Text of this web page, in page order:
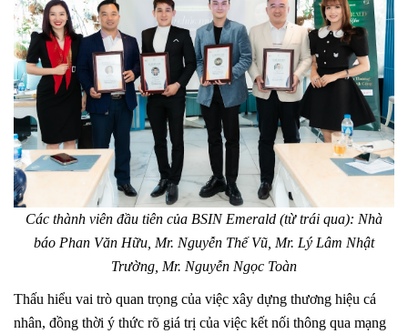
Các thành viên đầu tiên của BSIN Emerald (từ trái qua): Nhà
báo Phan Văn Hữu, Mr. Nguyễn Thế Vũ, Mr. Lý Lâm Nhật
Trường, Mr. Nguyễn Ngọc Toàn
Thấu hiểu vai trò quan trọng của việc xây dựng thương hiệu cá
nhân, đồng thời ý thức rõ giá trị của việc kết nối thông qua mạng